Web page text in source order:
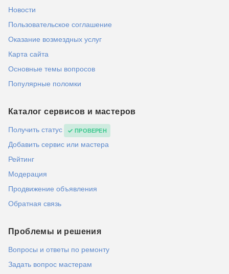
Новости
Пользовательское соглашение
Оказание возмездных услуг
Карта сайта
Основные темы вопросов
Популярные поломки
Каталог сервисов и мастеров
Получить статус ПРОВЕРЕН
Добавить сервис или мастера
Рейтинг
Модерация
Продвижение объявления
Обратная связь
Проблемы и решения
Вопросы и ответы по ремонту
Задать вопрос мастерам